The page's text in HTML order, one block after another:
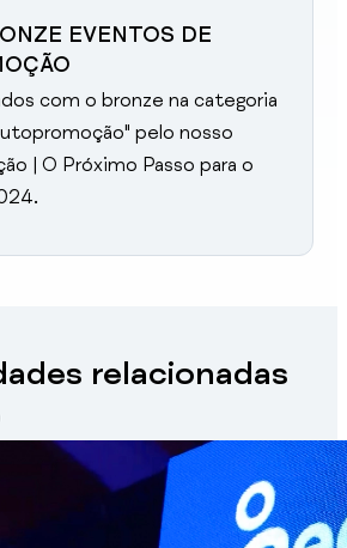
EVENTOS DE
com o bronze na categoria
pelo nosso
| O Próximo Passo para o
relacionadas